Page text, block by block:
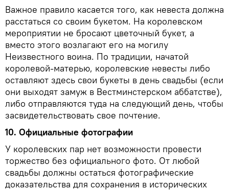
Важное правило касается того, как невеста должна
расстаться со своим букетом. На королевском
мероприятии не бросают цветочный букет, а
вместо этого возлагают его на могилу
Неизвестного воина. По традиции, начатой
королевой-матерью, королевские невесты либо
оставляют здесь свои букеты в день свадьбы (если
они выходят замуж в Вестминстерском аббатстве),
либо отправляются туда на следующий день, чтобы
засвидетельствовать свое почтение.
10. Официальные фотографии
У королевских пар нет возможности провести
торжество без официального фото. От любой
свадьбы должны остаться фотографические
доказательства для сохранения в исторических